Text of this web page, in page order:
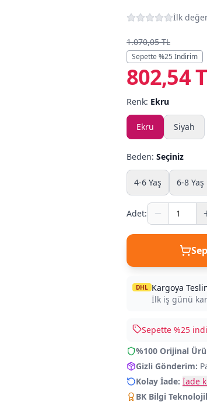
İlk
1.070,05 TL
Sepette %25 İndirim
802,54
Renk: Ekru
Ekru Siyah
Beden: Seçiniz
4-6 Yaş 6-8 Yaş
Adet:
DHL Kargoya
İlk iş günü
Sepette %25
%100 Orijinal
Gizli Gönderim:
Kolay İade: İade
BK Bilgi